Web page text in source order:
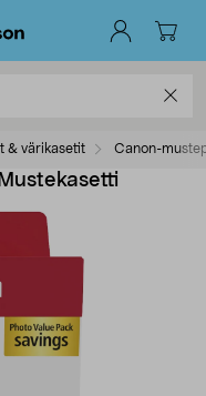
& värikasetit Canon-